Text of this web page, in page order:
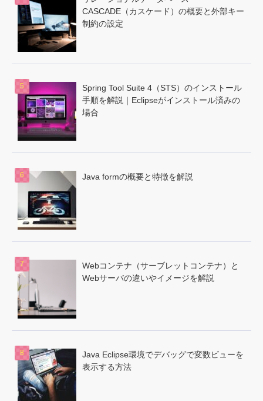
CASCADE（カスケード）の概要と外部キー
制約の設定
Spring Tool Suite 4（STS）のインストール
手順を解説｜Eclipseがインストール済みの
場合
Java formの概要と特徴を解説
Webコンテナ（サーブレットコンテナ）と
Webサーバの違いやイメージを解説
Java Eclipse環境でデバッグで変数ビューを
表示する方法